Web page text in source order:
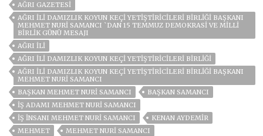
AĞRI GAZETESİ
AĞRI İLİ DAMIZLIK KOYUN KEÇİ YETİŞTİRİCİLERİ BİRLİĞİ BAŞKANI
MEHMET NURİ SAMANCI `DAN 15 TEMMUZ DEMOKRASİ VE MİLLİ
BİRLİK GÜNÜ MESAJI
AĞRI ILI
AĞRI İLI DAMIZLIK KOYUN KEÇI YETIŞTIRICILERI BIRLIĞI
AĞRI İLI DAMIZLIK KOYUN KEÇI YETIŞTIRICILERI BIRLIĞI BAŞKANI
MEHMET NURI SAMANCI
BAŞKAN MEHMET NURI SAMANCI
BAŞKAN SAMANCI
IŞ ADAMI MEHMET NURI SAMANCI
IŞ INSANI MEHMET NURI SAMANCI
KENAN AYDEMIR
MEHMET
MEHMET NURİ SAMANCI